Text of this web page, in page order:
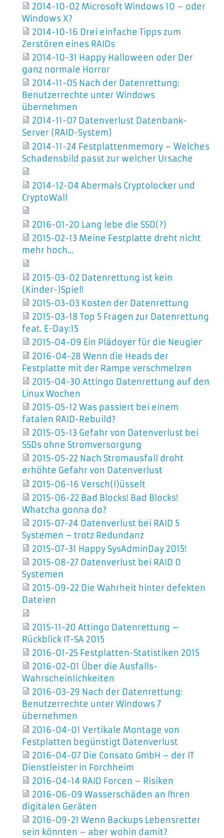
2014-10-02 Microsoft Windows 10 – oder
Windows X?
2014-10-16 Drei einfache Tipps zum
Zerstören eines RAIDs
2014-10-31 Happy Halloween oder Der
ganz normale Horror
2014-11-05 Nach der Datenrettung:
Benutzerrechte unter Windows
übernehmen
2014-11-07 Datenverlust Datenbank-
Server (RAID-System)
2014-11-24 Festplattenmemory – Welches
Schadensbild passt zur welcher Ursache
2014-12-04 Abermals Cryptolocker und
CryptoWall
2016-01-20 Lang lebe die SSD(?)
2015-02-13 Meine Festplatte dreht nicht
mehr hoch...
2015-03-02 Datenrettung ist kein
(Kinder-)Spiel!
2015-03-03 Kosten der Datenrettung
2015-03-18 Top 5 Fragen zur Datenrettung
feat. E-Day:15
2015-04-09 Ein Plädoyer für die Neugier
2016-04-28 Wenn die Heads der
Festplatte mit der Rampe verschmelzen
2015-04-30 Attingo Datenrettung auf den
Linux Wochen
2015-05-12 Was passiert bei einem
fatalen RAID-Rebuild?
2015-05-13 Gefahr von Datenverlust bei
SSDs ohne Stromversorgung
2015-05-22 Nach Stromausfall droht
erhöhte Gefahr von Datenverlust
2015-06-16 Versch(l)üsselt
2015-06-22 Bad Blocks! Bad Blocks!
Whatcha gonna do?
2015-07-24 Datenverlust bei RAID 5
Systemen – trotz Redundanz
2015-07-31 Happy SysAdminDay 2015!
2015-08-27 Datenverlust bei RAID 0
Systemen
2015-09-22 Die Wahrheit hinter defekten
Dateien
2015-11-20 Attingo Datenrettung –
Rückblick IT-SA 2015
2016-01-25 Festplatten-Statistiken 2015
2016-02-01 Über die Ausfalls-
Wahrscheinlichkeiten
2016-03-29 Nach der Datenrettung:
Benutzerrechte unter Windows 7
übernehmen
2016-04-01 Vertikale Montage von
Festplatten begünstigt Datenverlust
2016-04-07 Die Consato GmbH – der IT
Dienstleister in Forchheim
2016-04-14 RAID Forcen – Risiken
2016-06-09 Wasserschäden an Ihren
digitalen Geräten
2016-09-21 Wenn Backups Lebensretter
sein könnten – aber wohin damit?